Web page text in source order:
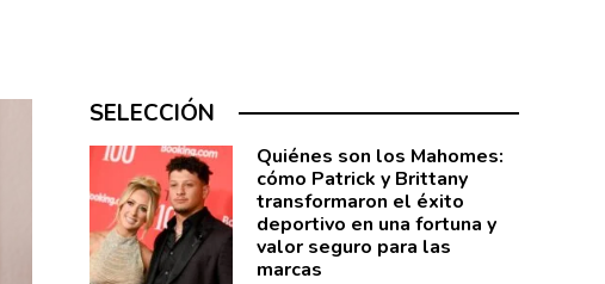
SELECCIÓN
Quiénes son los Mahomes:
cómo Patrick y Brittany
transformaron el éxito
deportivo en una fortuna y
valor seguro para las
marcas